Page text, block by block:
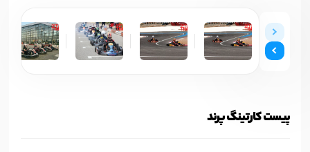
پیست کارتینگ پرند